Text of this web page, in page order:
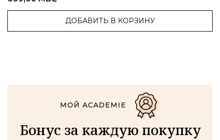
ДОБАВИТЬ В КОРЗИНУ
МОЙ ACADEMIE
Бонус за каждую покупку